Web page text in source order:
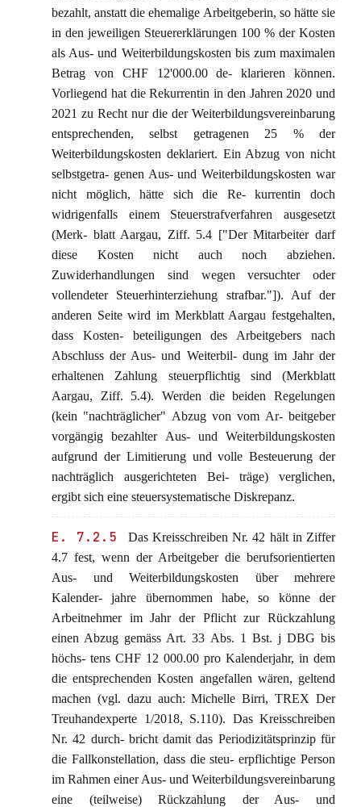
bezahlt, anstatt die ehemalige Arbeitgeberin, so hätte sie
in den jeweiligen Steuererklärungen 100 % der Kosten
als Aus- und Weiterbildungskosten bis zum maximalen
Betrag von CHF 12'000.00 de- klarieren können.
Vorliegend hat die Rekurrentin in den Jahren 2020 und
2021 zu Recht nur die der Weiterbildungsvereinbarung
entsprechenden, selbst getragenen 25 % der
Weiterbildungskosten deklariert. Ein Abzug von nicht
selbstgetra- genen Aus- und Weiterbildungskosten war
nicht möglich, hätte sich die Re- kurrentin doch
widrigenfalls einem Steuerstrafverfahren ausgesetzt
(Merk- blatt Aargau, Ziff. 5.4 ["Der Mitarbeiter darf
diese Kosten nicht auch noch abziehen.
Zuwiderhandlungen sind wegen versuchter oder
vollendeter Steuerhinterziehung strafbar."]). Auf der
anderen Seite wird im Merkblatt Aargau festgehalten,
dass Kosten- beteiligungen des Arbeitgebers nach
Abschluss der Aus- und Weiterbil- dung im Jahr der
erhaltenen Zahlung steuerpflichtig sind (Merkblatt
Aargau, Ziff. 5.4). Werden die beiden Regelungen
(kein "nachträglicher" Abzug von vom Ar- beitgeber
vorgängig bezahlter Aus- und Weiterbildungskosten
aufgrund der Limitierung und volle Besteuerung der
nachträglich ausgerichteten Bei- träge) verglichen,
ergibt sich eine steuersystematische Diskrepanz.
E. 7.2.5
Das Kreisschreiben Nr. 42 hält in Ziffer
4.7 fest, wenn der Arbeitgeber die berufsorientierten
Aus- und Weiterbildungskosten über mehrere
Kalender- jahre übernommen habe, so könne der
Arbeitnehmer im Jahr der Pflicht zur Rückzahlung
einen Abzug gemäss Art. 33 Abs. 1 Bst. j DBG bis
höchs- tens CHF 12 000.00 pro Kalenderjahr, in dem
die entsprechenden Kosten angefallen wären, geltend
machen (vgl. dazu auch: Michelle Birri, TREX Der
Treuhandexperte 1/2018, S.110). Das Kreisschreiben
Nr. 42 durch- bricht damit das Periodizitätsprinzip für
die Fallkonstellation, dass die steu- erpflichtige Person
im Rahmen einer Aus- und Weiterbildungsvereinbarung
eine (teilweise) Rückzahlung der Aus- und